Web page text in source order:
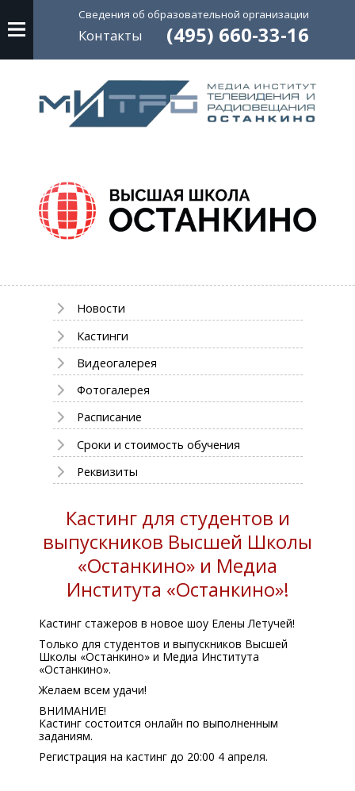
Сведения об образовательной организации
Контакты (495) 660-33-16
Новости
Кастинги
Видеогалерея
Фотогалерея
Расписание
Сроки и стоимость обучения
Реквизиты
Кастинг для студентов и
выпускников Высшей Школы
«Останкино» и Медиа
Института «Останкино»!
Кастинг стажеров в новое шоу Елены Летучей!
Только для студентов и выпускников Высшей
Школы «Останкино» и Медиа Института
«Останкино».
Желаем всем удачи!
ВНИМАНИЕ!
Кастинг состоится онлайн по выполненным
заданиям.
Регистрация на кастинг до 20:00 4 апреля.